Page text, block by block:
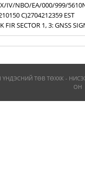
IV/NBO/EA/000/999/
C)2704212359 EST
FIR SECTOR 1, 3: GNSS
ТӨВ ТӨХХК -
ОН